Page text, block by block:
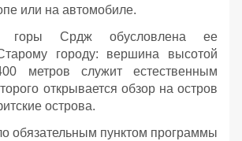
или на автомобиле.
горы Срдж обусловлена ее
городу: вершина высотой
метров служит естественным
открывается обзор на остров
острова.
обязательным пунктом программы